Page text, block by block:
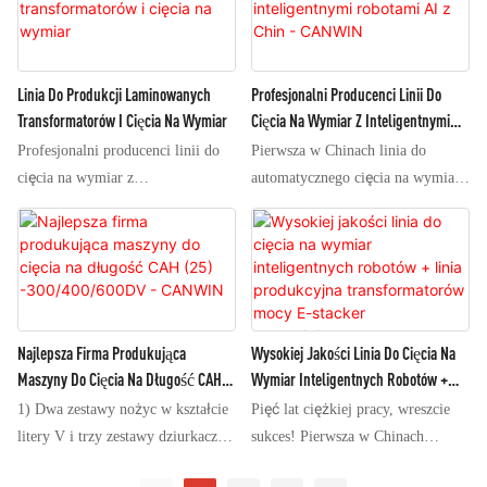
dziurkowania, czy nie, prędkość
część boczna + część boczna)
może osiągnąć ponad 80
sztuk/min; Prędkość cięcia osiąga
60 sztuk/min. (7) Przyjęto system
sortowania czystego materiału
oddzielonym górnym jarzmem.
Ponieważ linia może być używana
do układania takich rdzeni (z
górnym jarzmem lub bez), a także
do precyzyjnego oddzielania kłód z
nogami i jarzmem, zapewnia dużą
elastyczność, spełniając
zakresie serwisowania rdzeni
transformatorów. Aby dowiedzieć
się więcej, prosimy o kontakt
przemysłowe, zaprojektowane
integruje zaawansowaną
technologię CNC i precyzyjne
z myślą o spełnieniu wysokich
wymagań przemysłu produkcji
urządzeń energetycznych, takich
jak transformatory i silniki.
Umożliwia precyzyjne wzdłużne
cięcie blach ze stali krzemowej,
zapewniając gładkie krawędzie i
równomierną szerokość ciętych
pasów.
Linia Do Produkcji Laminowanych
Transformatorów I Cięcia Na Wymiar
Profesjonalni producenci linii do
cięcia na wymiar z
wykorzystaniem inteligentnych
robotów AI z Chin – CANWIN.
Centrum obróbki rdzeni żeliwnych
CANWIN składa się z systemu
mechanizmu laminowania z
dwoma robotami,
sześciostanowiskowej platformy
wymiany serwomechanizmów oraz
dwustanowiskowego kanału
Profesjonalni Producenci Linii Do
Cięcia Na Wymiar Z Inteligentnymi
Robotami AI Z Chin - CANWIN
Pierwsza w Chinach linia do
automatycznego cięcia na wymiar
z robotem do laminowania
poziomego w Guangdong. Firma
CANWIN pomyślnie opracowała
pierwszą w Chinach linię do
automatycznego cięcia na wymiar
wykorzystuje dwuwarstwowy,
inteligentny system AI, który
pozwala na układanie pięciu
Najlepsza Firma Produkująca
Maszyny Do Cięcia Na Długość CAH
(25) -300/400/600DV - CANWIN
1) Dwa zestawy nożyc w kształcie
litery V i trzy zestawy dziurkaczy.
Wysokiej Jakości Linia Do Cięcia Na
Wymiar Inteligentnych Robotów +
Linia Produkcyjna Transformatorów
Mocy E-Stacker Wyprodukowana
Pięć lat ciężkiej pracy, wreszcie
sukces! Pierwsza w Chinach